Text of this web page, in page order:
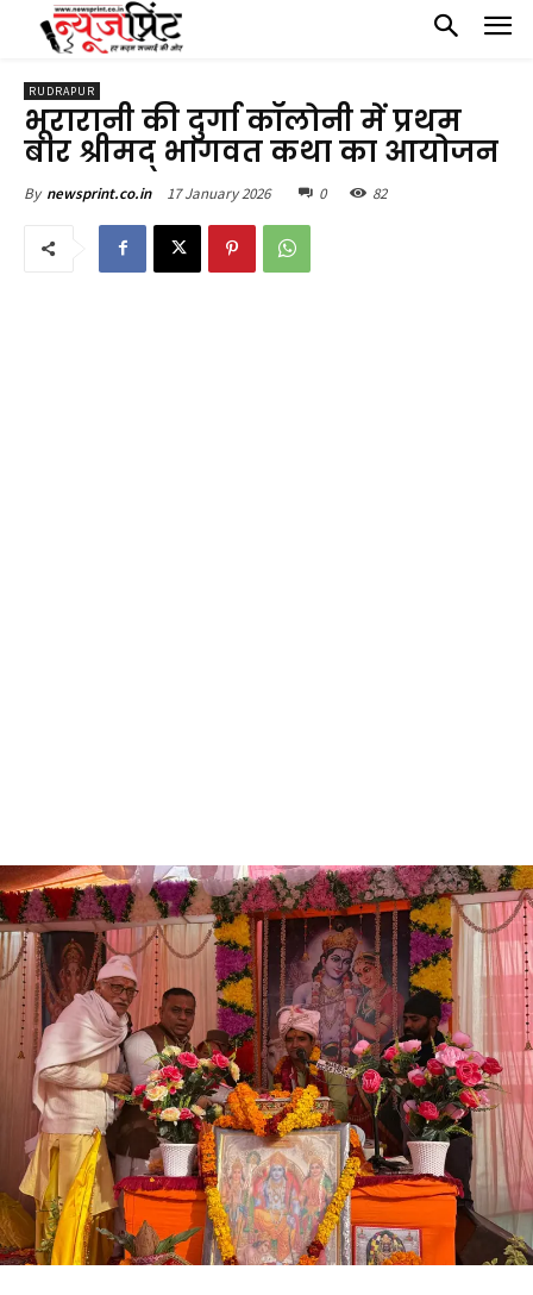
RUDRAPUR
भूरारानी की दुर्गा कॉलोनी में प्रथम
बार श्रीमद् भागवत कथा का आयोजन
By newsprint.co.in 17 January 2026 0 82